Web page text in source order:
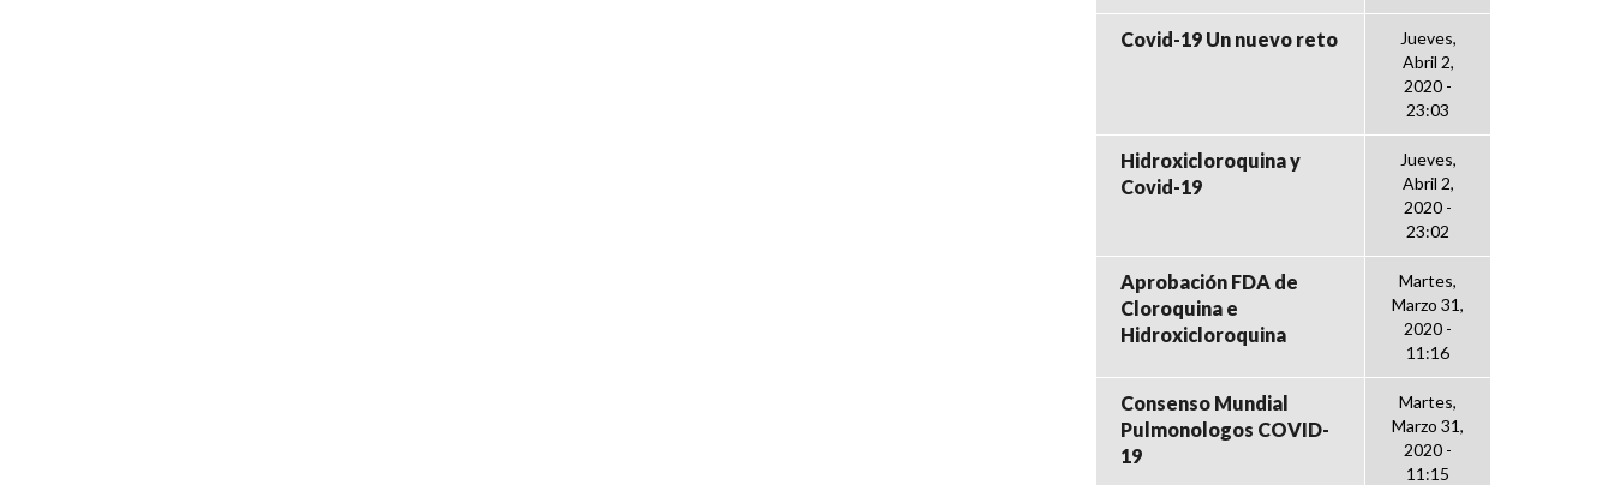
Covid-19 Un nuevo reto
Jueves,
Abril 2,
2020 -
23:03
Hidroxicloroquina y
Covid-19
Jueves,
Abril 2,
2020 -
23:02
Aprobación FDA de
Cloroquina e
Hidroxicloroquina
Martes,
Marzo 31,
2020 -
11:16
Consenso Mundial
Pulmonologos COVID-
19
Martes,
Marzo 31,
2020 -
11:15